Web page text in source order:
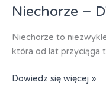
Niechorze –
Niechorze to
która od lat przyciąga
Niechorze
Dowiedz się więcej »